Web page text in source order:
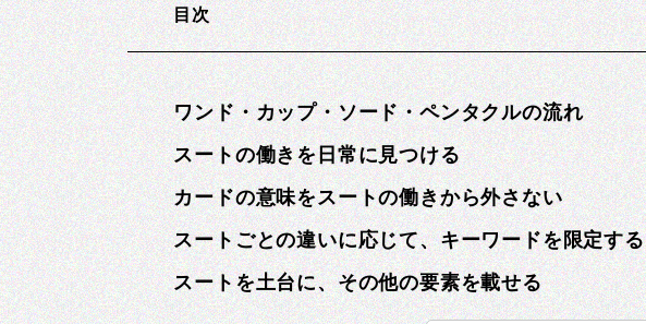
目次
ワンド・カップ・ソード・ペンタクルの流れ
スートの働きを日常に見つける
カードの意味をスートの働きから外さない
スートごとの違いに応じて、キーワードを限定する
スートを土台に、その他の要素を載せる